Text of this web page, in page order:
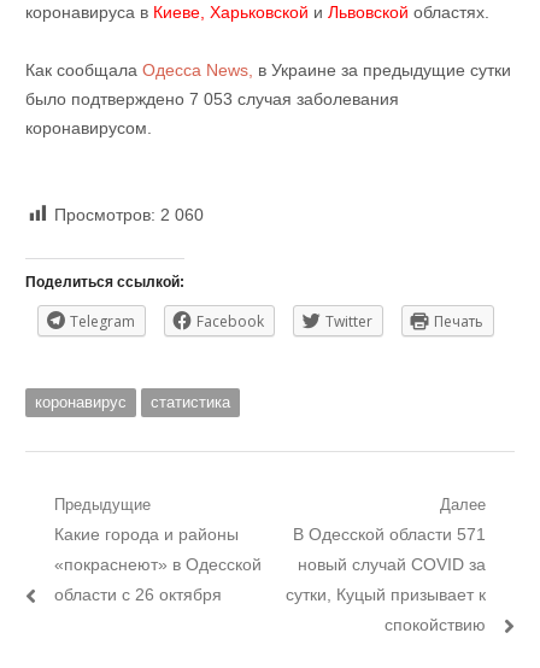
коронавируса в Киеве, Харьковской и Львовской областях.
Как сообщала Одесса News, в Украине за предыдущие сутки
было подтверждено 7 053 случая заболевания
коронавирусом.
Просмотров: 2 060
Поделиться ссылкой:
Telegram Facebook Twitter Печать
коронавирус статистика
Навигация
записям
Предыдущие
Предыдущий
пост:
Какие города и районы
«покраснеют» в Одесской
области с 26 октября
Далее
Следующий
пост:
В Одесской области 571
новый случай COVID за
сутки, Куцый призывает к
спокойствию